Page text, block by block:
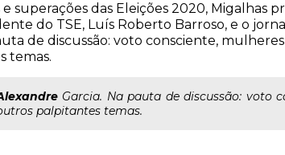
superações das Eleições 2020, Migalhas
do TSE, Luís Roberto Barroso, e o
de discussão: voto consciente,
temas.
Garcia. Na pauta de discussão: voto
palpitantes temas.